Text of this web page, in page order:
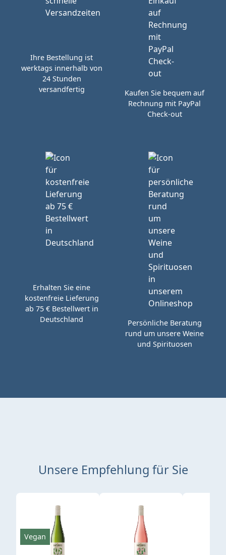
Ihre Bestellung ist
werktags innerhalb von
24 Stunden
versandfertig
Kaufen Sie bequem auf
Rechnung mit PayPal
Check-out
Erhalten Sie eine
kostenfreie Lieferung
ab 75 € Bestellwert in
Deutschland
Persönliche Beratung
rund um unsere Weine
und Spirituosen
Unsere Empfehlung für Sie
Produktgalerie überspringen
Vegan